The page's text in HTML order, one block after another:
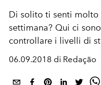
Di solito ti senti molto
settimana? Qui ci
controllare i livelli di
06.09.2018 di Redação